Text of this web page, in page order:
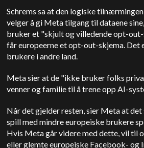
Schrems sa at den logiske
velger å gi Meta tilgang til dataene
bruker et "skjult og villedende opt-
får europeerne et opt-out-skjema. Det
brukere i andre land.
Meta sier at de "ikke bruker folks
venner og familie til å trene opp AI-
Når det gjelder resten, sier Meta at
spill med mindre europeiske brukere
Hvis Meta går videre med dette, vil til
eller glemte europeiske Facebook-